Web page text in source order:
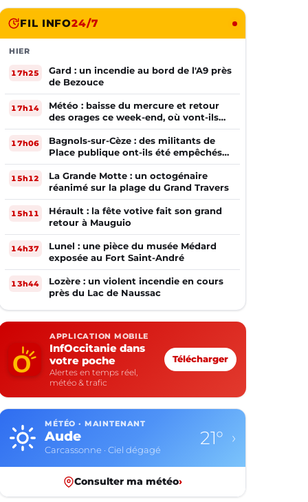
FIL INFO24/7
HIER
17h25
Gard : un incendie au bord de l'A9 près
de Bezouce
17h14
Météo : baisse du mercure et retour
des orages ce week-end, où vont-ils
frapper ?
17h06
Bagnols-sur-Cèze : des militants de
Place publique ont-ils été empêchés
de tracter par la mairie ?
15h12
La Grande Motte : un octogénaire
réanimé sur la plage du Grand Travers
15h11
Hérault : la fête votive fait son grand
retour à Mauguio
14h37
Lunel : une pièce du musée Médard
exposée au Fort Saint-André
13h44
Lozère : un violent incendie en cours
près du Lac de Naussac
APPLICATION MOBILE
InfOccitanie dans
votre poche
Alertes en temps réel,
météo & trafic
Télécharger
MÉTÉO · MAINTENANT
Aude
Carcassonne · Ciel dégagé
21° ›
Consulter ma météo›